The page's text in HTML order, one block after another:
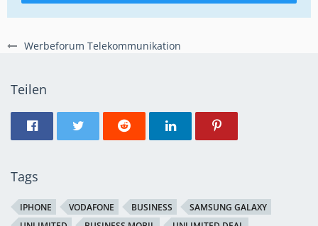
Werbeforum Telekommunikation
Teilen
Tags
IPHONE VODAFONE BUSINESS
SAMSUNG GALAXY